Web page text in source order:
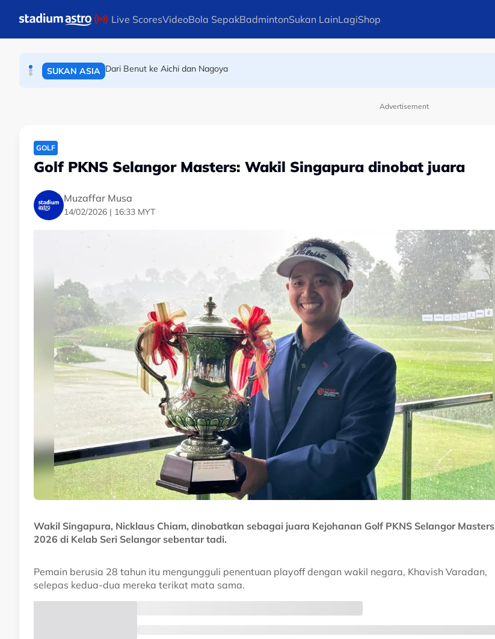
Live ScoresVideoBola SepakBadmintonSukan LainLagiShop
BOLA SEPAK
SUKAN ASIA Dari Benut ke Aichi dan Nagoya
Advertisement
GOLF
Golf PKNS Selangor Masters: Wakil Singapura dinobat juara
Muzaffar Musa
14/02/2026 | 16:33 MYT
Wakil Singapura, Nicklaus Chiam, dinobatkan sebagai juara Kejohanan Golf PKNS Selangor Masters
2026 di Kelab Seri Selangor sebentar tadi.
Pemain berusia 28 tahun itu mengungguli penentuan playoff dengan wakil negara, Khavish Varadan,
selepas kedua-dua mereka terikat mata sama.